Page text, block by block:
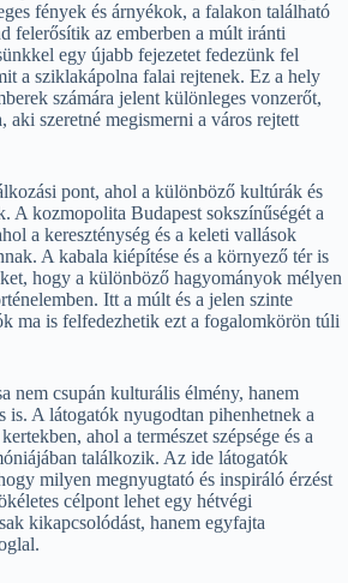
fények és árnyékok, a falakon található
felerősítik az emberben a múlt iránti
egy újabb fejezetet fedezünk fel
a sziklakápolna falai rejtenek. Ez a hely
számára jelent különleges vonzerőt,
aki szeretné megismerni a város rejtett
pont, ahol a különböző kultúrák és
A kozmopolita Budapest sokszínűségét a
a kereszténység és a keleti vallások
A kabala kiépítése és a környező tér is
hogy a különböző hagyományok mélyen
Itt a múlt és a jelen szinte
ma is felfedezhetik ezt a fogalomkörön túli
nem csupán kulturális élmény, hanem
is. A látogatók nyugodtan pihenhetnek a
ahol a természet szépsége és a
találkozik. Az ide látogatók
milyen megnyugtató és inspiráló érzést
célpont lehet egy hétvégi
kikapcsolódást, hanem egyfajta